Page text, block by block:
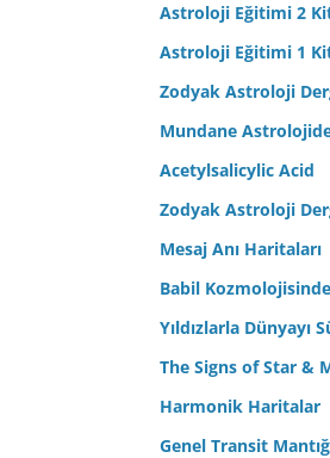
Astroloji Eğitimi 2
Astroloji Eğitimi 1
Zodyak Astroloji
Mundane
Acetylsalicylic Acid
Zodyak Astroloji
Mesaj Anı Haritaları
Babil
Yıldızlarla Dünyayı
The Signs of Star &
Harmonik Haritalar
Genel Transit